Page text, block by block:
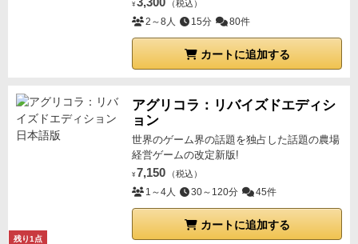
¥ （税込）
2～8人 15分 80件
カートに追加する
残り1点
アグリコラ：リバイズドエディシ
ョン
世界のゲーム界の話題を独占した話題の農場
経営ゲームの改定新版!
¥ 7,150 （税込）
1～4人 30～120分 45件
カートに追加する